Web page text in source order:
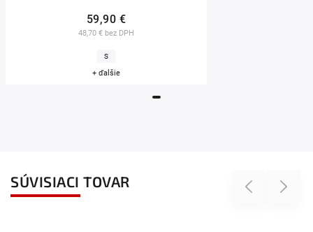
48,70 € bez DPH
59,90 €
S
+ ďalšie
SÚVISIACI TOVAR Previous Next